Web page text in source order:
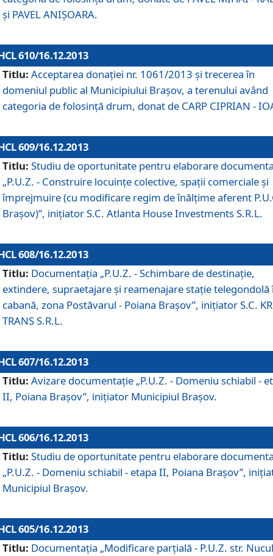
şi PAVEL ANIŞOARA.
610/16.12.2013
Titlu: Acceptarea donaţiei nr. 1061/2013 şi trecerea în
domeniul public al Municipiului Braşov, a terenului având
categoria de folosinţă drum, donat de CARP CIPRIAN -
609/16.12.2013
Titlu: Studiu de oportunitate pentru elaborare
„P.U.Z. - Construire locuinţe colective, spaţii comerciale şi
împrejmuire (cu modificare regim de înălţime aferent
Braşov)”, iniţiator S.C. Atlanta House Investments S.R.L.
608/16.12.2013
Titlu: Documentaţia „P.U.Z. - Schimbare de destinaţie,
extindere, supraetajare şi reamenajare staţie telegondolă
cabană, zona Postăvarul - Poiana Braşov”, iniţiator S.C.
TRANS S.R.L.
607/16.12.2013
Titlu: Avizare documentaţie „P.U.Z. - Domeniu schiabil -
II, Poiana Braşov”, iniţiator Municipiul Braşov.
606/16.12.2013
Titlu: Studiu de oportunitate pentru elaborare
„P.U.Z. - Domeniu schiabil - etapa II, Poiana Braşov”,
Municipiul Braşov.
605/16.12.2013
Titlu: Documentaţia „Modificare parţială - P.U.Z. str.